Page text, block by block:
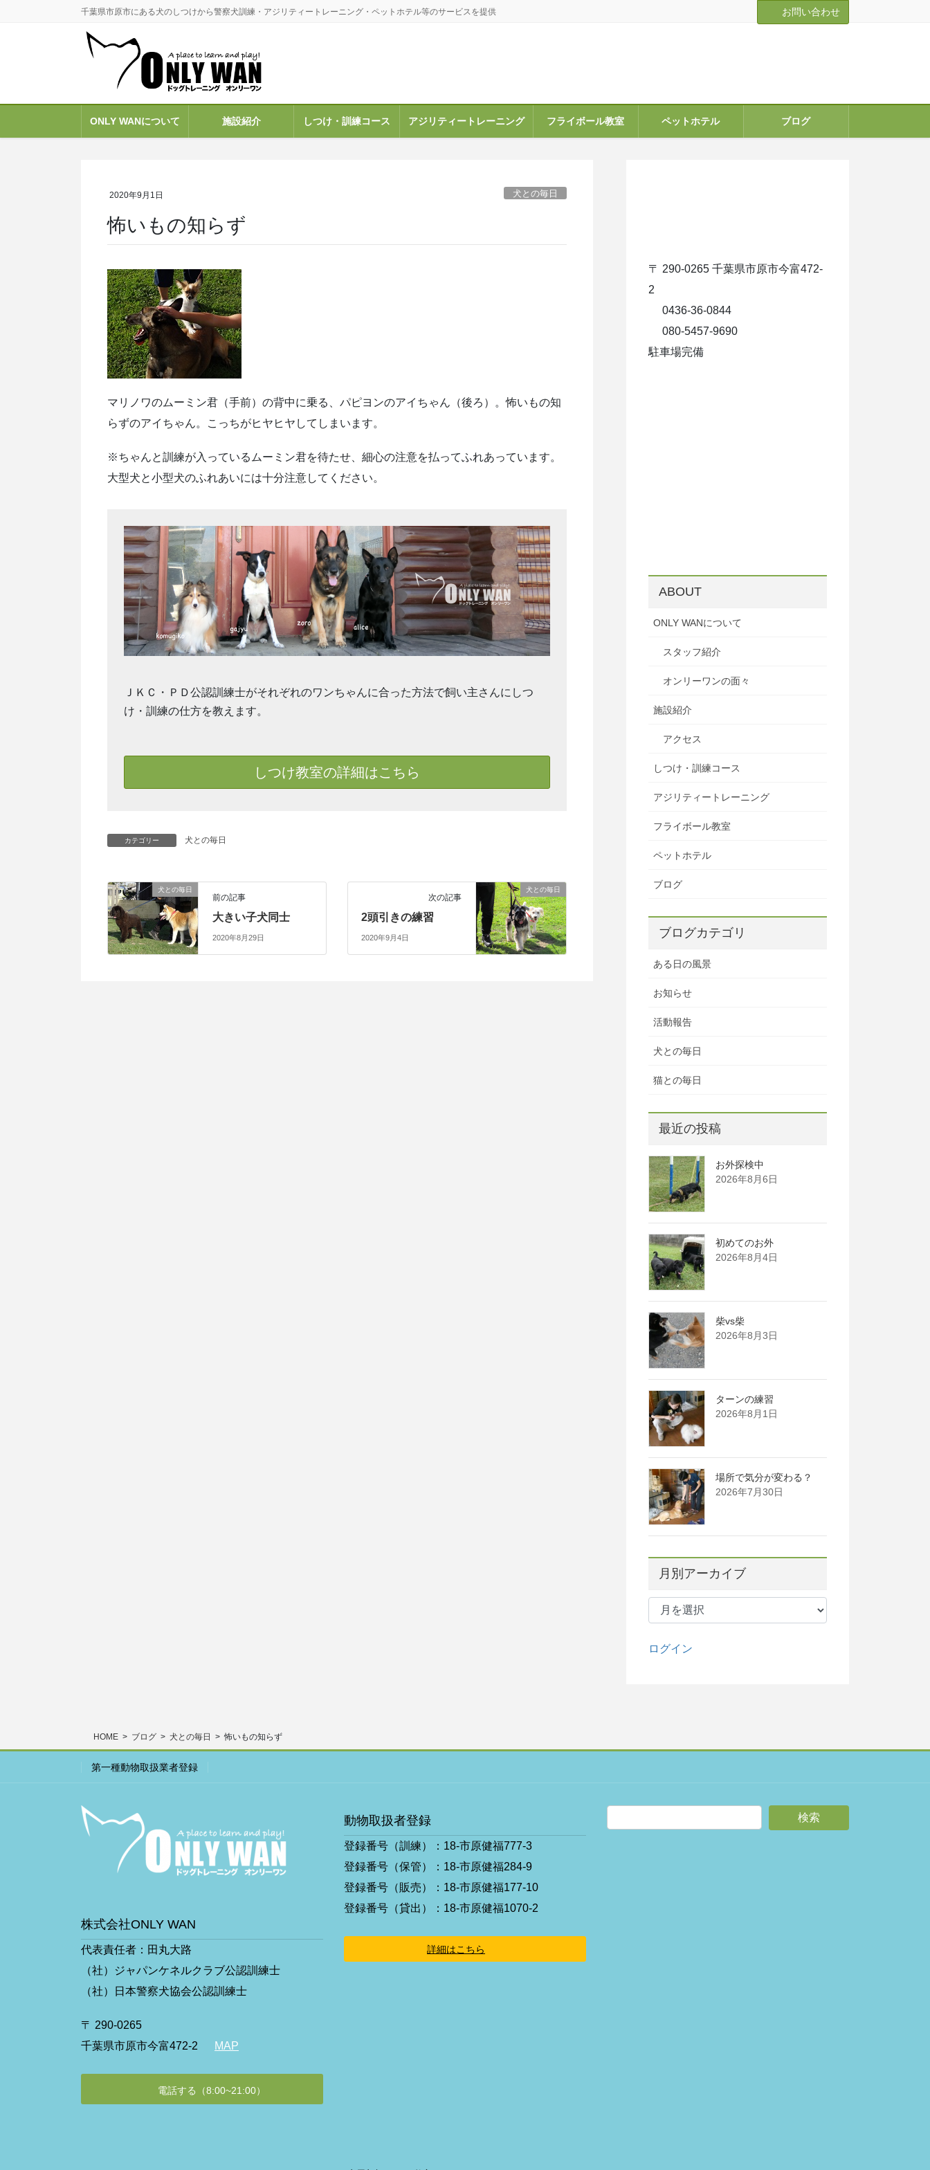
移
ン
移
千葉県市原市にある犬のしつけから警察犬訓練・アジリティートレーニング・ペットホテル等のサービスを提供 お問い合わせ
ONLY WANについて 施設紹介 しつけ・訓練コース アジリティートレーニング フライボール教室 ペットホテル ブログ
2020年9月1日 犬との毎日
怖いもの知らず
マリノワのムーミン君（手前）の背中に乗る、パピヨンのアイちゃん（後ろ）。怖いもの知
らずのアイちゃん。こっちがヒヤヒヤしてしまいます。
※ちゃんと訓練が入っているムーミン君を待たせ、細心の注意を払ってふれあっています。
大型犬と小型犬のふれあいには十分注意してください。
ＪＫＣ・ＰＤ公認訓練士がそれぞれのワンちゃんに合った方法で飼い主さんにしつ
け・訓練の仕方を教えます。
しつけ教室の詳細はこちら
カテゴリー 犬との毎日
犬との毎日
前の記事
大きい子犬同士
2020年8月29日
犬との毎日
次の記事
2頭引きの練習
2020年9月4日
〒 290-0265 千葉県市原市今富472-
2
0436-36-0844
080-5457-9690
駐車場完備
ABOUT
ONLY WANについて
スタッフ紹介
オンリーワンの面々
施設紹介
アクセス
しつけ・訓練コース
アジリティートレーニング
フライボール教室
ペットホテル
ブログ
ブログカテゴリ
ある日の風景
お知らせ
活動報告
犬との毎日
猫との毎日
最近の投稿
お外探検中
2026年8月6日
初めてのお外
2026年8月4日
柴vs柴
2026年8月3日
ターンの練習
2026年8月1日
場所で気分が変わる？
2026年7月30日
月別アーカイブ
月
ー
ログイン
HOME ブログ 犬との毎日 怖いもの知らず
第一種動物取扱業者登録
株式会社ONLY WAN
代表責任者：田丸大路
（社）ジャパンケネルクラブ公認訓練士
（社）日本警察犬協会公認訓練士
〒 290-0265
千葉県市原市今富472-2
MAP
電話する（8:00~21:00）
動物取扱者登録
登録番号（訓練）：18-市原健福777-3
登録番号（保管）：18-市原健福284-9
登録番号（販売）：18-市原健福177-10
登録番号（貸出）：18-市原健福1070-2
詳細はこちら